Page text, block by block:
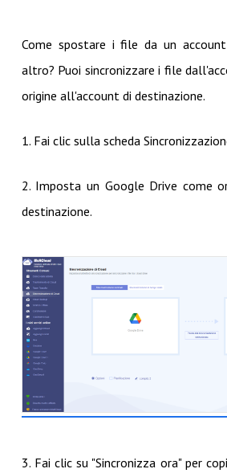
Come spostare i file da un
altro? Puoi sincronizzare i file
origine all'account di destinazione.
1. Fai clic sulla scheda
2. Imposta un Google Drive come
destinazione.
3. Fai clic su "Sincronizza ora" per